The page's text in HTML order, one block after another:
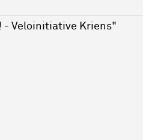
- Veloinitiative Kriens"